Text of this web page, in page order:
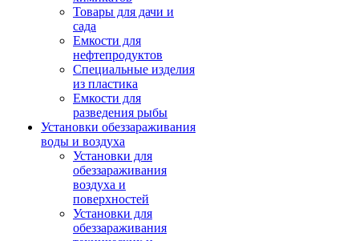
Товары для дачи и
сада
Емкости для
нефтепродуктов
Специальные изделия
из пластика
Емкости для
разведения рыбы
Установки обеззараживания
воды и воздуха
Установки для
обеззараживания
воздуха и
поверхностей
Установки для
обеззараживания